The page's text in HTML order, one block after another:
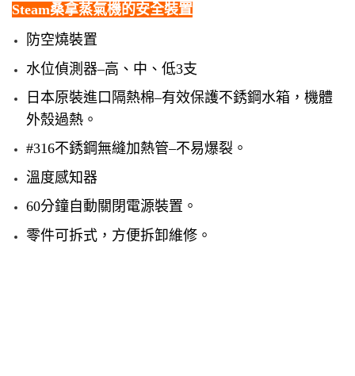
Steam桑拿蒸氣機的安全裝置
防空燒裝置
水位偵測器–高、中、低3支
日本原裝進口隔熱棉–有效保護不銹鋼水箱，機體
外殼過熱。
#316不銹鋼無縫加熱管–不易爆裂。
溫度感知器
60分鐘自動關閉電源裝置。
零件可拆式，方便拆卸維修。